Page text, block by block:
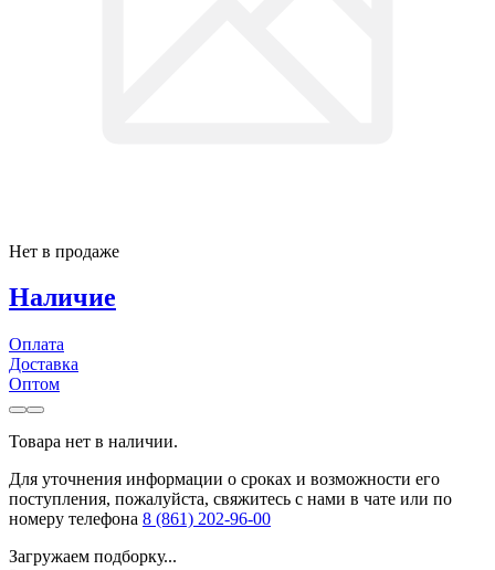
Нет в продаже
Наличие
Оплата
Доставка
Оптом
Товара нет в наличии.
Для уточнения информации о сроках и возможности его
поступления, пожалуйста, свяжитесь с нами в чате или по
номеру телефона 8 (861) 202-96-00
Загружаем подборку...